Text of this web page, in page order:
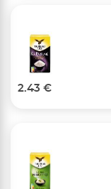
2.43 €